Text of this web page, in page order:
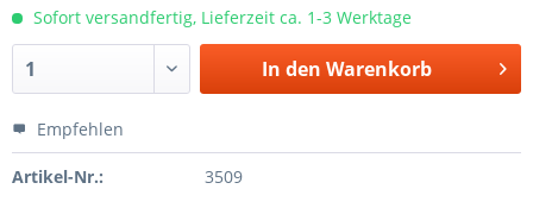
Sofort versandfertig, Lieferzeit ca. 1-3 Werktage
In den Warenkorb
Empfehlen
Artikel-Nr.: 3509